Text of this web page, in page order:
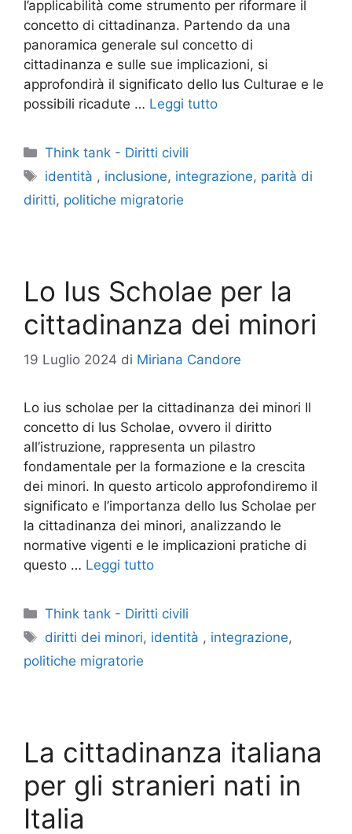
l’applicabilità come strumento per riformare il
concetto di cittadinanza. Partendo da una
panoramica generale sul concetto di
cittadinanza e sulle sue implicazioni, si
approfondirà il significato dello Ius Culturae e le
possibili ricadute … Leggi tutto
Categorie
Think tank - Diritti civili
Tag
identità , inclusione, integrazione, parità di
diritti, politiche migratorie
Lo Ius Scholae per la
cittadinanza dei minori
19 Luglio 2024 di Miriana Candore
Lo ius scholae per la cittadinanza dei minori Il
concetto di Ius Scholae, ovvero il diritto
all’istruzione, rappresenta un pilastro
fondamentale per la formazione e la crescita
dei minori. In questo articolo approfondiremo il
significato e l’importanza dello Ius Scholae per
la cittadinanza dei minori, analizzando le
normative vigenti e le implicazioni pratiche di
questo … Leggi tutto
Categorie
Think tank - Diritti civili
Tag
diritti dei minori, identità , integrazione,
politiche migratorie
La cittadinanza italiana
per gli stranieri nati in
Italia